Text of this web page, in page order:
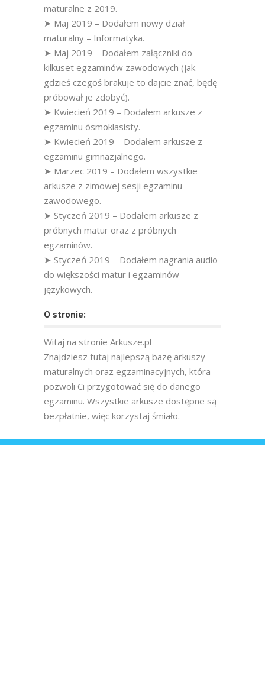
maturalne z 2019.
➤ Maj 2019 – Dodałem nowy dział
maturalny – Informatyka.
➤ Maj 2019 – Dodałem załączniki do
kilkuset egzaminów zawodowych (jak
gdzieś czegoś brakuje to dajcie znać, będę
próbował je zdobyć).
➤ Kwiecień 2019 – Dodałem arkusze z
egzaminu ósmoklasisty.
➤ Kwiecień 2019 – Dodałem arkusze z
egzaminu gimnazjalnego.
➤ Marzec 2019 – Dodałem wszystkie
arkusze z zimowej sesji egzaminu
zawodowego.
➤ Styczeń 2019 – Dodałem arkusze z
próbnych matur oraz z próbnych
egzaminów.
➤ Styczeń 2019 – Dodałem nagrania audio
do większości matur i egzaminów
językowych.
O stronie:
Witaj na stronie Arkusze.pl
Znajdziesz tutaj najlepszą bazę arkuszy
maturalnych oraz egzaminacyjnych, która
pozwoli Ci przygotować się do danego
egzaminu. Wszystkie arkusze dostępne są
bezpłatnie, więc korzystaj śmiało.